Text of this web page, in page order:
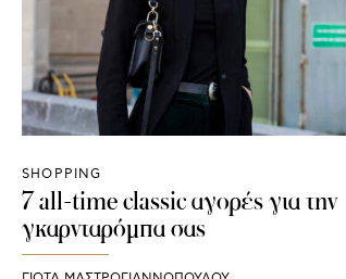
SHOPPING
7 all-time classic αγορές για την
γκαρνταρόμπα σας